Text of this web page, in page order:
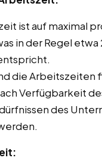
ist auf maximal
in der Regel
die Arbeitszeiten
Verfügbarkeit
des